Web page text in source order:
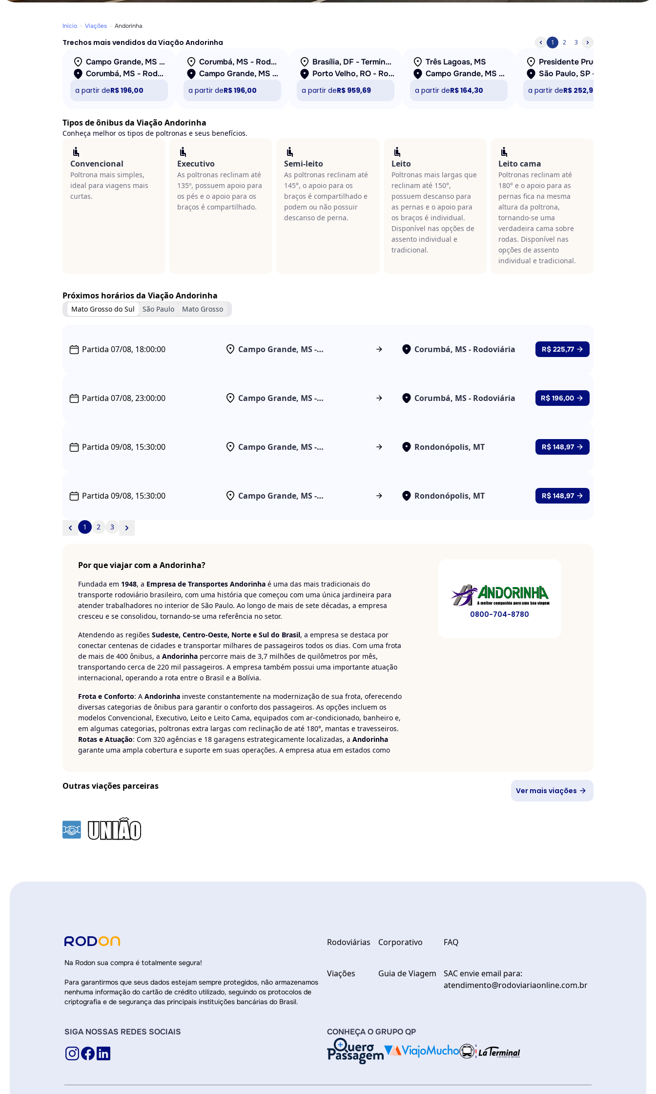
Início Viações Andorinha
Trechos mais vendidos da Viação Andorinha 1 2 3
Campo Grande, MS - Rodoviária
Corumbá, MS - Rodoviária
a partir deR$ 196,00
Corumbá, MS - Rodoviária
Campo Grande, MS - Rodoviária
a partir deR$ 196,00
Brasília, DF - Terminal Interestadual
Porto Velho, RO - Rodoviária
a partir deR$ 959,69
Três Lagoas, MS
Campo Grande, MS - Rodoviária
a partir deR$ 164,30 a partir deR$ 252,96
Tipos de ônibus da Viação Andorinha
Conheça melhor os tipos de poltronas e seus benefícios.
Convencional
Poltrona mais simples,
ideal para viagens mais
curtas.
Executivo
As poltronas reclinam até
135º, possuem apoio para
os pés e o apoio para os
braços é compartilhado.
Semi-leito
As poltronas reclinam até
145°, o apoio para os
braços é compartilhado e
podem ou não possuir
descanso de perna.
Leito
Poltronas mais largas que
reclinam até 150°,
possuem descanso para
as pernas e o apoio para
os braços é individual.
Disponível nas opções de
assento individual e
tradicional.
Leito cama
Poltronas reclinam até
180° e o apoio para as
pernas fica na mesma
altura da poltrona,
tornando-se uma
verdadeira cama sobre
rodas. Disponível nas
opções de assento
individual e tradicional.
Próximos horários da Viação Andorinha
Mato Grosso do Sul São Paulo Mato Grosso
Campo Grande, MS -
Corumbá, MS - Rodoviária
Partida 07/08, 18:00:00 R$ 225,77
Campo Grande, MS -
Corumbá, MS - Rodoviária
Partida 07/08, 23:00:00 R$ 196,00
Campo Grande, MS -
Rondonópolis, MT
Partida 09/08, 15:30:00 R$ 148,97
Campo Grande, MS -
Rondonópolis, MT
Partida 09/08, 15:30:00 R$ 148,97
1 2 3
Por que viajar com a Andorinha?
Fundada em 1948, a Empresa de Transportes Andorinha é uma das mais tradicionais do
transporte rodoviário brasileiro, com uma história que começou com uma única jardineira para
atender trabalhadores no interior de São Paulo. Ao longo de mais de sete décadas, a empresa
cresceu e se consolidou, tornando-se uma referência no setor.
Atendendo as regiões Sudeste, Centro-Oeste, Norte e Sul do Brasil, a empresa se destaca por
conectar centenas de cidades e transportar milhares de passageiros todos os dias. Com uma frota
de mais de 400 ônibus, a Andorinha percorre mais de 3,7 milhões de quilômetros por mês,
transportando cerca de 220 mil passageiros. A empresa também possui uma importante atuação
internacional, operando a rota entre o Brasil e a Bolívia.
Frota e Conforto: A Andorinha investe constantemente na modernização de sua frota, oferecendo
diversas categorias de ônibus para garantir o conforto dos passageiros. As opções incluem os
modelos Convencional, Executivo, Leito e Leito Cama, equipados com ar-condicionado, banheiro e,
em algumas categorias, poltronas extra largas com reclinação de até 180°, mantas e travesseiros.
Rotas e Atuação: Com 320 agências e 18 garagens estrategicamente localizadas, a Andorinha
garante uma ampla cobertura e suporte em suas operações. A empresa atua em estados como
internacional para Puerto Suárez, na Bolívia.
0800-704-8780
Outras viações parceiras Ver mais viações
Na Rodon sua compra é totalmente segura!
Para garantirmos que seus dados estejam sempre protegidos, não armazenamos
nenhuma informação do cartão de crédito utilizado, seguindo os protocolos de
criptografia e de segurança das principais instituições bancárias do Brasil.
Rodoviárias
Viações
Corporativo
Guia de Viagem
FAQ
SAC envie email para:
atendimento@rodoviariaonline.com.br
CONHEÇA O GRUPO QP
SIGA NOSSAS REDES SOCIAIS